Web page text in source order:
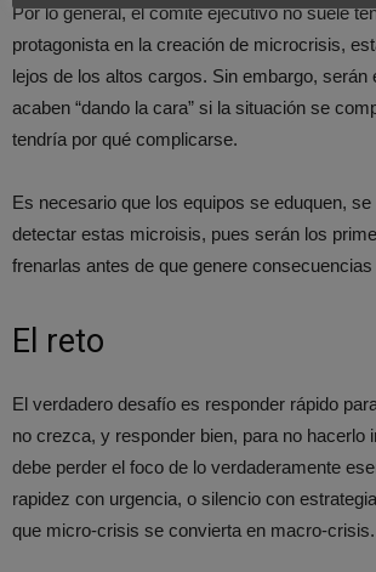
Por lo general, el comité ejecutivo no suele
protagonista en la creación de microcrisis,
lejos de los altos cargos. Sin embargo, serán
acaben “dando la cara” si la situación se
tendría por qué complicarse.
Es necesario que los equipos se eduquen,
detectar estas microisis, pues serán los
frenarlas antes de que genere consecuencias
El reto
El verdadero desafío es responder rápido
no crezca, y responder bien, para no hacerlo
debe perder el foco de lo verdaderamente
rapidez con urgencia, o silencio con
que micro-crisis se convierta en macro-crisis.